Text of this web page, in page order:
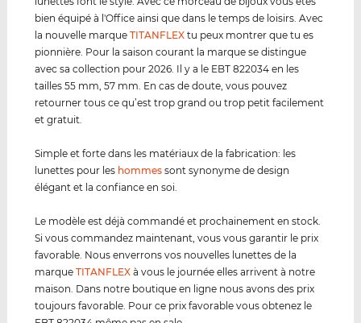
bien équipé à l'Office ainsi que dans le temps de loisirs. Avec
la nouvelle marqueTITANFLEX tu peux montrer que tu es
pionnière. Pour la saison courant la marque se distingue
avec sa collection pour 2026. Il y a le EBT 822034 en les
tailles 55 mm, 57 mm. En cas de doute, vous pouvez
retourner tous ce qu’est trop grand ou trop petit facilement
et gratuit.
Simple et forte dans les matériaux de la fabrication: les
lunettes pour les hommes sont synonyme de design
élégant et la confiance en soi.
Le modèle est déjà commandé et prochainement en stock.
Si vous commandez maintenant, vous vous garantir le prix
favorable. Nous enverrons vos nouvelles lunettes de la
marqueTITANFLEX à vous le journée elles arrivent à notre
maison. Dans notre boutique en ligne nous avons des prix
toujours favorable. Pour ce prix favorable vous obtenez le